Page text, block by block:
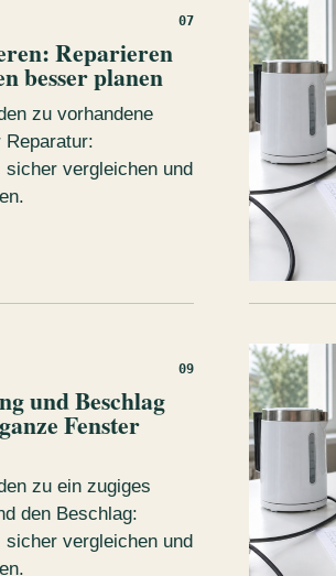
07
Reparieren
besser planen
zu vorhandene
Reparatur:
vergleichen und
09
und Beschlag
Fenster
zu ein zugiges
den Beschlag:
vergleichen und